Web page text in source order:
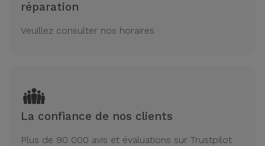
réparation
Veuillez consulter nos horaires
La confiance de nos clients
Plus de 90 000 avis et évaluations sur Trustpilot